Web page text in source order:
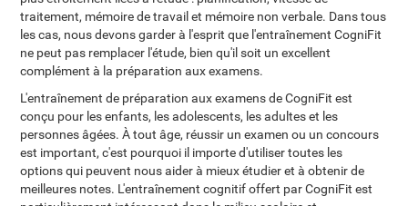
traitement, mémoire de travail et mémoire non verbale. Dans tous
les cas, nous devons garder à l'esprit que l'entraînement CogniFit
ne peut pas remplacer l'étude, bien qu'il soit un excellent
complément à la préparation aux examens.
L'entraînement de préparation aux examens de CogniFit est
conçu pour les enfants, les adolescents, les adultes et les
personnes âgées. À tout âge, réussir un examen ou un concours
est important, c'est pourquoi il importe d'utiliser toutes les
options qui peuvent nous aider à mieux étudier et à obtenir de
meilleures notes. L'entraînement cognitif offert par CogniFit est